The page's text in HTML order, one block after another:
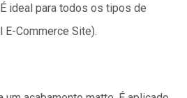
ideal para todos os tipos de
Commerce Site)​.